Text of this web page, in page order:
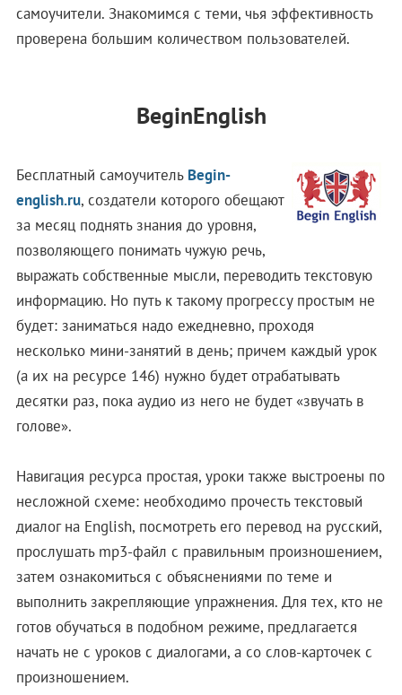
самоучители. Знакомимся с теми, чья эффективность
проверена большим количеством пользователей.
BeginEnglish
Бесплатный самоучитель Begin-
english.ru, создатели которого обещают
за месяц поднять знания до уровня,
позволяющего понимать чужую речь,
выражать собственные мысли, переводить текстовую
информацию. Но путь к такому прогрессу простым не
будет: заниматься надо ежедневно, проходя
несколько мини-занятий в день; причем каждый урок
(а их на ресурсе 146) нужно будет отрабатывать
десятки раз, пока аудио из него не будет «звучать в
голове».
Навигация ресурса простая, уроки также выстроены по
несложной схеме: необходимо прочесть текстовый
диалог на English, посмотреть его перевод на русский,
прослушать mp3-файл с правильным произношением,
затем ознакомиться с объяснениями по теме и
выполнить закрепляющие упражнения. Для тех, кто не
готов обучаться в подобном режиме, предлагается
начать не с уроков с диалогами, а со слов-карточек с
произношением.